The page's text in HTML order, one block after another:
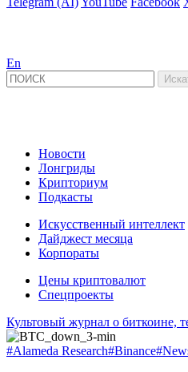
En
Новости
Лонгриды
Крипториум
Подкасты
Искусственный интеллект
Дайджест месяца
Корпораты
Цены криптовалют
Спецпроекты
Культовый журнал о биткоине,
#Alameda Research#Binance